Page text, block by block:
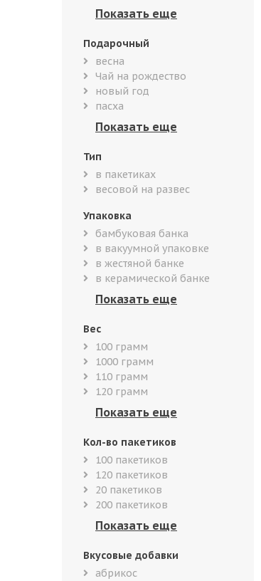
Подарочный
весна
Чай на рождество
новый год
пасха
Тип
в пакетиках
весовой на развес
Упаковка
бамбуковая банка
в вакуумной упаковке
в жестяной банке
в керамической банке
Вес
100 грамм
1000 грамм
110 грамм
120 грамм
Кол-во пакетиков
100 пакетиков
120 пакетиков
20 пакетиков
200 пакетиков
Вкусовые добавки
абрикос